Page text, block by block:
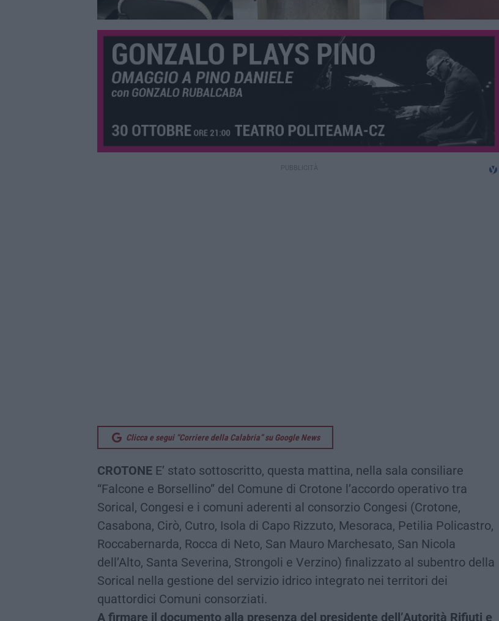
Clicca e segui “Corriere della Calabria” su Google News
CROTONE E’ stato sottoscritto, questa mattina, nella sala consiliare
“Falcone e Borsellino” del Comune di Crotone l’accordo operativo tra
Sorical, Congesi e i comuni aderenti al consorzio Congesi (Crotone,
Casabona, Cirò, Cutro, Isola di Capo Rizzuto, Mesoraca, Petilia Policastro,
Roccabernarda, Rocca di Neto, San Mauro Marchesato, San Nicola
dell’Alto, Santa Severina, Strongoli e Verzino) finalizzato al subentro della
Sorical nella gestione del servizio idrico integrato nei territori dei
quattordici Comuni consorziati.
A firmare il documento alla presenza del presidente dell’Autorità Rifiuti e